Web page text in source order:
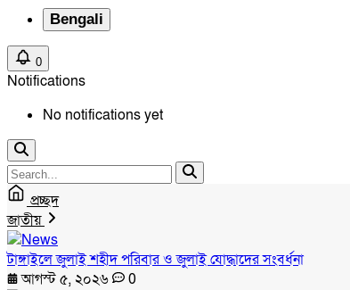
Bengali
0
Notifications
No notifications yet
প্রচ্ছদ
জাতীয়
টাঙ্গাইলে জুলাই শহীদ পরিবার ও জুলাই যোদ্ধাদের সংবর্ধনা
আগস্ট ৫, ২০২৬
0